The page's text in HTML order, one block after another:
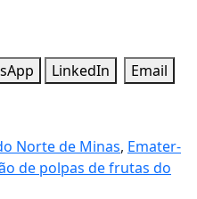
LinkedIn Email
Norte de Minas, Emater-
de polpas de frutas do